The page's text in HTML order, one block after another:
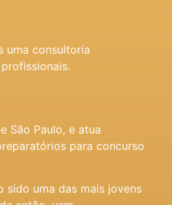
uma consultoria
São Paulo, e atua
para concurso
sido uma das mais jovens